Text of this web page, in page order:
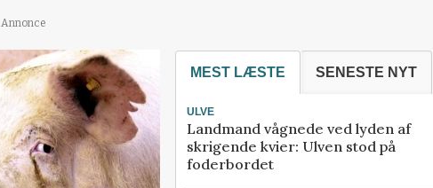
Annonce
MEST LÆSTE SENESTE NYT
ULVE
Landmand vågnede ved lyden af
skrigende kvier: Ulven stod på
foderbordet